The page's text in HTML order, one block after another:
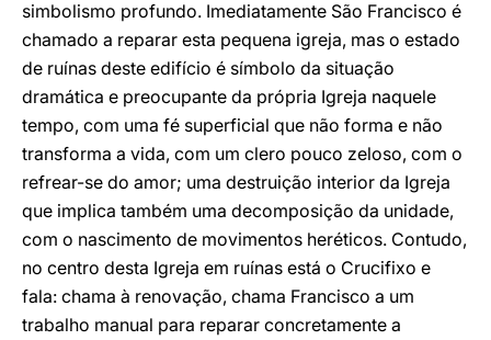
simbolismo profundo. Imediatamente São Francisco é
chamado a reparar esta pequena igreja, mas o estado
de ruínas deste edifício é símbolo da situação
dramática e preocupante da própria Igreja naquele
tempo, com uma fé superficial que não forma e não
transforma a vida, com um clero pouco zeloso, com o
refrear-se do amor; uma destruição interior da Igreja
que implica também uma decomposição da unidade,
com o nascimento de movimentos heréticos. Contudo,
no centro desta Igreja em ruínas está o Crucifixo e
fala: chama à renovação, chama Francisco a um
trabalho manual para reparar concretamente a